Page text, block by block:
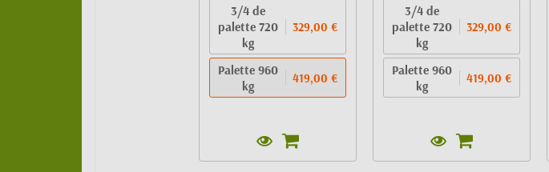
3/4 de
palette 720
kg
329,00 €
Palette 960
kg
419,00 €
3/4 de
palette 720
kg
329,00 €
Palette 960
kg
419,00 €